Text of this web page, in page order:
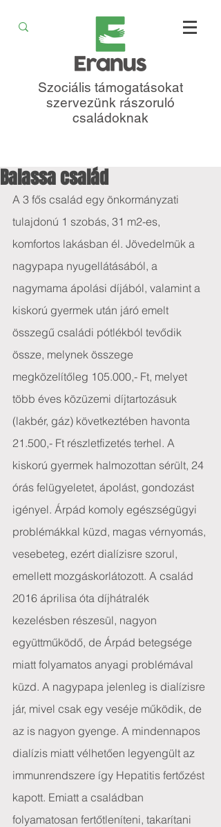
Szociális támogatásokat
szervezünk rászoruló
családoknak
Balassa család
A 3 fős család egy önkormányzati
tulajdonú 1 szobás, 31 m2-es,
komfortos lakásban él. Jövedelmük a
nagypapa nyugellátásából, a
nagymama ápolási díjából, valamint a
kiskorú gyermek után járó emelt
összegű családi pótlékból tevődik
össze, melynek összege
megközelítőleg 105.000,- Ft, melyet
több éves közüzemi díjtartozásuk
(lakbér, gáz) következtében havonta
21.500,- Ft részletfizetés terhel. A
kiskorú gyermek halmozottan sérült, 24
órás felügyeletet, ápolást, gondozást
igényel. Árpád komoly egészségügyi
problémákkal küzd, magas vérnyomás,
vesebeteg, ezért dialízisre szorul,
emellett mozgáskorlátozott. A család
2016 áprilisa óta díjhátralék
kezelésben részesül, nagyon
együttműködő, de Árpád betegsége
miatt folyamatos anyagi problémával
küzd. A nagypapa jelenleg is dialízisre
jár, mivel csak egy veséje működik, de
az is nagyon gyenge. A mindennapos
dialízis miatt vélhetően legyengült az
immunrendszere így Hepatitis fertőzést
kapott. Emiatt a családban
folyamatosan fertőtleníteni, takarítani